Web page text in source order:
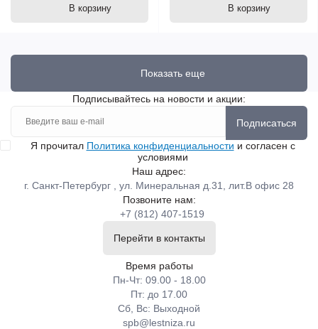
В корзину В корзину
Показать еще
Подписывайтесь на новости и акции:
Подписаться
Я прочитал Политика конфиденциальности и согласен с
условиями
Наш адрес:
г. Санкт-Петербург , ул. Минеральная д.31, лит.В офис 28
Позвоните нам:
+7 (812) 407-1519
Перейти в контакты
Время работы
Пн-Чт: 09.00 - 18.00
Пт: до 17.00
Сб, Вс: Выходной
spb@lestniza.ru